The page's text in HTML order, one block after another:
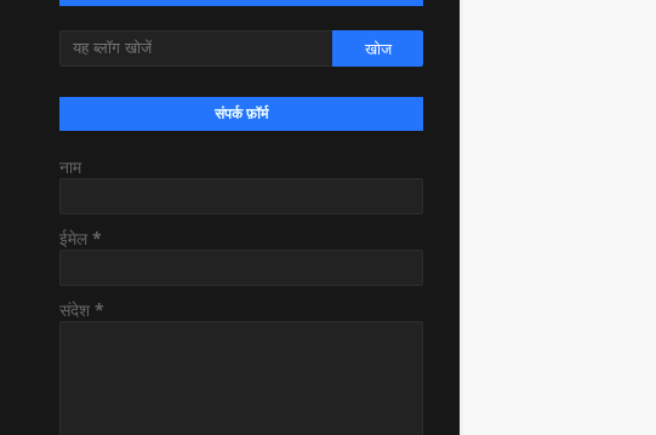
संपर्क फ़ॉर्म
नाम
ईमेल *
संदेश *